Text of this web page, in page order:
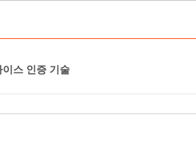
스 인증 기술